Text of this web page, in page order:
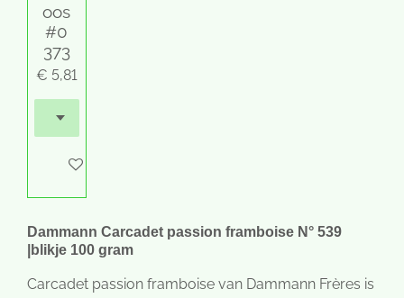
oos
#0
373
€ 5,81
In winkelwagen
Dammann Carcadet passion framboise N° 539
|blikje 100 gram
Carcadet passion framboise van Dammann Frères is